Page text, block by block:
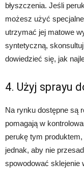
błyszczenia. Jeśli
możesz użyć
utrzymać jej matowe
syntetyczną,
dowiedzieć się, jak
4. Użyj sprayu
Na rynku dostępne są
pomagają w
perukę tym
jednak, aby nie
spowodować sklejenie